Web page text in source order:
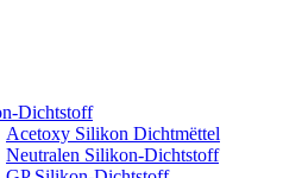
Dichtstoff
Acetoxy Silikon Dichtmëttel
Neutralen Silikon-Dichtstoff